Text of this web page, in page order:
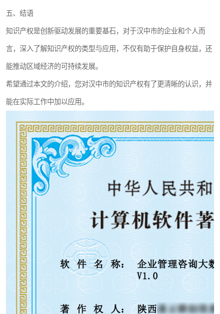
五、结语
知识产权是创新驱动发展的重要基石，对于汉中市的企业和个人而
言，深入了解知识产权的类型与应用，不仅有助于保护自身权益，还
能推动区域经济的可持续发展。
希望通过本文的介绍，您对汉中市的知识产权有了更清晰的认识，并
能在实际工作中加以应用。